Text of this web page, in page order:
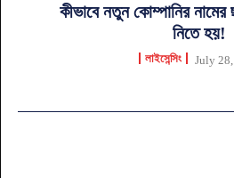
কীভাবে নতুন কোম্পানির
নিতে হয়!
লাইসেন্সিং July